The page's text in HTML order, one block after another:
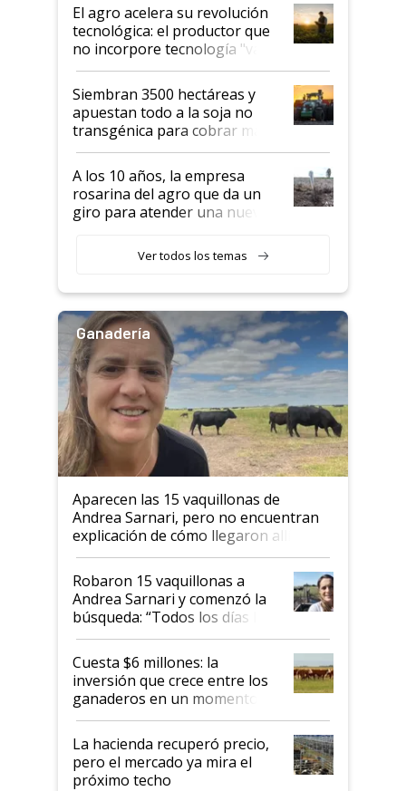
El agro acelera su revolución
tecnológica: el productor que
no incorpore tecnología "va a
perder el tren"
Siembran 3500 hectáreas y
apuestan todo a la soja no
transgénica para cobrar más
por tonelada: compraron un
semillero
A los 10 años, la empresa
rosarina del agro que da un
giro para atender una nueva
Ver todos los temas
Ganadería
Aparecen las 15 vaquillonas de
Andrea Sarnari, pero no encuentran
explicación de cómo llegaron allí
Robaron 15 vaquillonas a
Andrea Sarnari y comenzó la
búsqueda: “Todos los días le
toca a algún productor”
Cuesta $6 millones: la
inversión que crece entre los
ganaderos en un momento
histórico para la actividad
La hacienda recuperó precio,
pero el mercado ya mira el
próximo techo